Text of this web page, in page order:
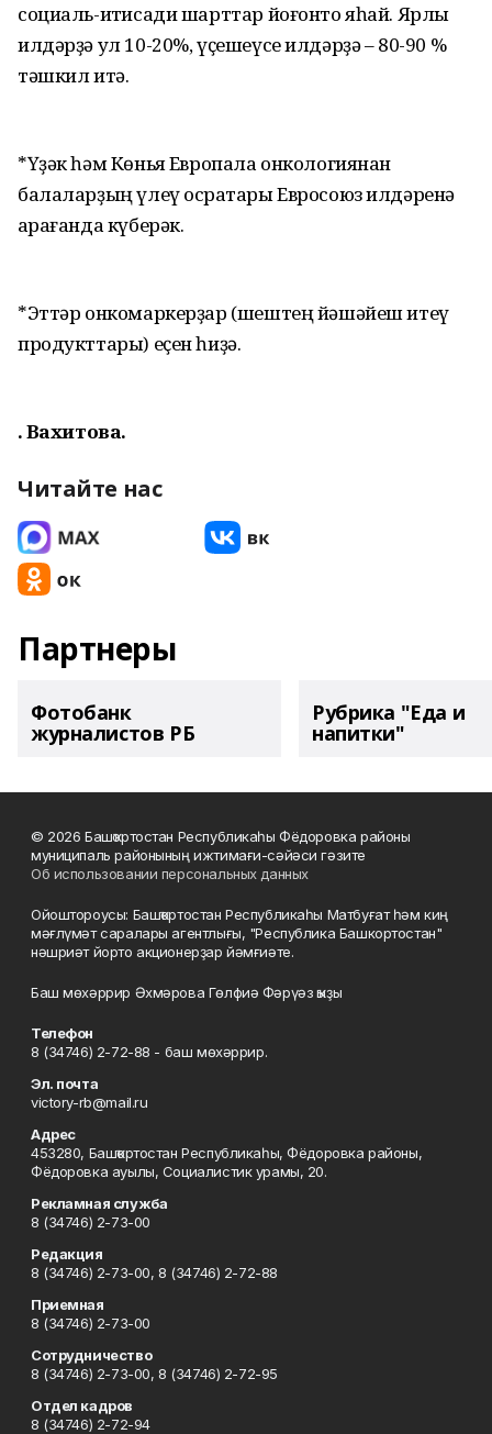
социаль-иҡтисади шарттар йоғонто яһай. Ярлы
илдәрҙә ул 10-20%, үҫешеүсе илдәрҙә – 80-90 %
тәшкил итә.
*Үҙәк һәм Көньяҡ Европала онкологиянан
балаларҙың үлеү осраҡтары Евросоюз илдәренә
ҡарағанда күберәк.
*Эттәр онкомаркерҙар (шештең йәшәйеш итеү
продукттары) еҫен һиҙә.
Ә. Вахитова.
Читайте нас
Партнеры
Фотобанк
журналистов РБ
Рубрика "Еда и
напитки"
© 2026 Башҡортостан Республикаһы Фёдоровка районы
муниципаль районының ижтимағи-сәйәси гәзите
Об использовании персональных данных
Ойоштороусы: Башҡортостан Республикаһы Матбуғат һәм киң
мәғлүмәт саралары агентлығы, "Республика Башкортостан"
нәшриәт йорто акционерҙар йәмғиәте.
Баш мөхәррир Әхмәрова Гөлфиә Фәрүәз ҡыҙы
Телефон
8 (34746) 2-72-88 - баш мөхәррир.
Эл. почта
victory-rb@mail.ru
Адрес
453280, Башҡортостан Республикаһы, Фёдоровка районы,
Фёдоровка ауылы, Социалистик урамы, 20.
Рекламная служба
8 (34746) 2-73-00
Редакция
8 (34746) 2-73-00, 8 (34746) 2-72-88
Приемная
8 (34746) 2-73-00
Сотрудничество
8 (34746) 2-73-00, 8 (34746) 2-72-95
Отдел кадров
8 (34746) 2-72-94